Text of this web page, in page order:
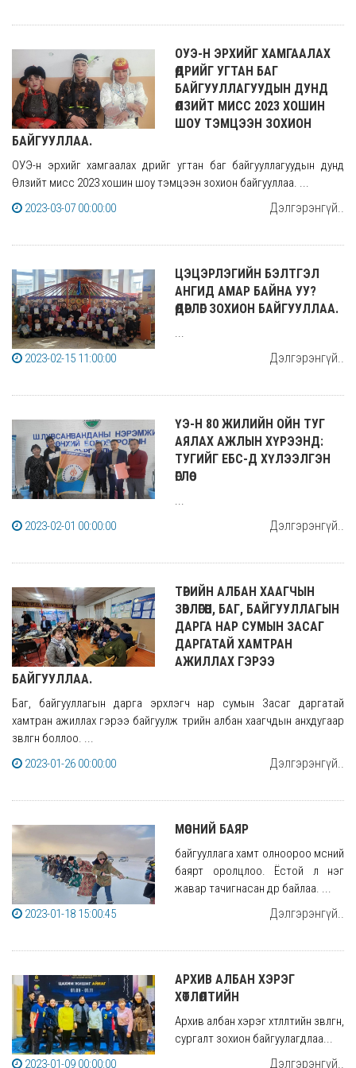
ОУЭ-Н ЭРХИЙГ ХАМГААЛАХ
ӨДРИЙГ УГТАН БАГ
БАЙГУУЛЛАГУУДЫН ДУНД
ӨЛЗИЙТ МИСС 2023 ХОШИН
ШОУ ТЭМЦЭЭН ЗОХИОН
БАЙГУУЛЛАА.
ОУЭ-н эрхийг хамгаалах өдрийг угтан баг байгууллагуудын дунд
Өлзийт мисс 2023 хошин шоу тэмцээн зохион байгууллаа. ...
2023-03-07 00:00:00
Дэлгэрэнгүй..
ЦЭЦЭРЛЭГИЙН БЭЛТГЭЛ
АНГИД АМАР БАЙНА УУ?
ӨДӨРЛӨГ ЗОХИОН БАЙГУУЛЛАА.
...
2023-02-15 11:00:00
Дэлгэрэнгүй..
ҮЭ-Н 80 ЖИЛИЙН ОЙН ТУГ
АЯЛАХ АЖЛЫН ХҮРЭЭНД:
ТУГИЙГ ЕБС-Д ХҮЛЭЭЛГЭН
ӨГЛӨӨ
...
2023-02-01 00:00:00
Дэлгэрэнгүй..
ТӨРИЙН АЛБАН ХААГЧЫН
ЗӨВЛӨГӨӨН, БАГ, БАЙГУУЛЛАГЫН
ДАРГА НАР СУМЫН ЗАСАГ
ДАРГАТАЙ ХАМТРАН
АЖИЛЛАХ ГЭРЭЭ
БАЙГУУЛЛАА.
Баг, байгууллагын дарга эрхлэгч нар сумын Засаг даргатай
хамтран ажиллах гэрээ байгуулж төрийн албан хаагчдын анхдугаар
зөвлөгөөн боллоо. ...
2023-01-26 00:00:00
Дэлгэрэнгүй..
МӨСНИЙ БАЯР
байгууллага хамт олноороо мөсний
баярт оролцлоо. Ёстой л нэг
жавар тачигнасан өдөр байлаа. ...
2023-01-18 15:00:45
Дэлгэрэнгүй..
АРХИВ АЛБАН ХЭРЭГ
ХӨТЛӨЛТИЙН
Архив албан хэрэг хөтлөлтийн зөвлөгөөн,
сургалт зохион байгуулагдлаа...
2023-01-09 00:00:00
Дэлгэрэнгүй..